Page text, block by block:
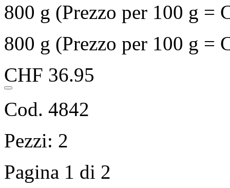
800 g (Prezzo per 100 g =
800 g (Prezzo per 100 g =
CHF 36.95
Cod. 4842
Pezzi: 2
Pagina 1 di 2